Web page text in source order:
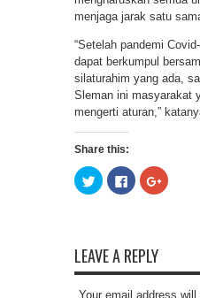
menjaga jarak satu
“Setelah pandemi
dapat berkumpul
silaturahim yang ada,
Sleman ini masyarakat
mengerti aturan,”
Share this:
Click
to
share
new
window)
Click
to
share
new
window)
Click
to
LEAVE A REPLY
Your email address will